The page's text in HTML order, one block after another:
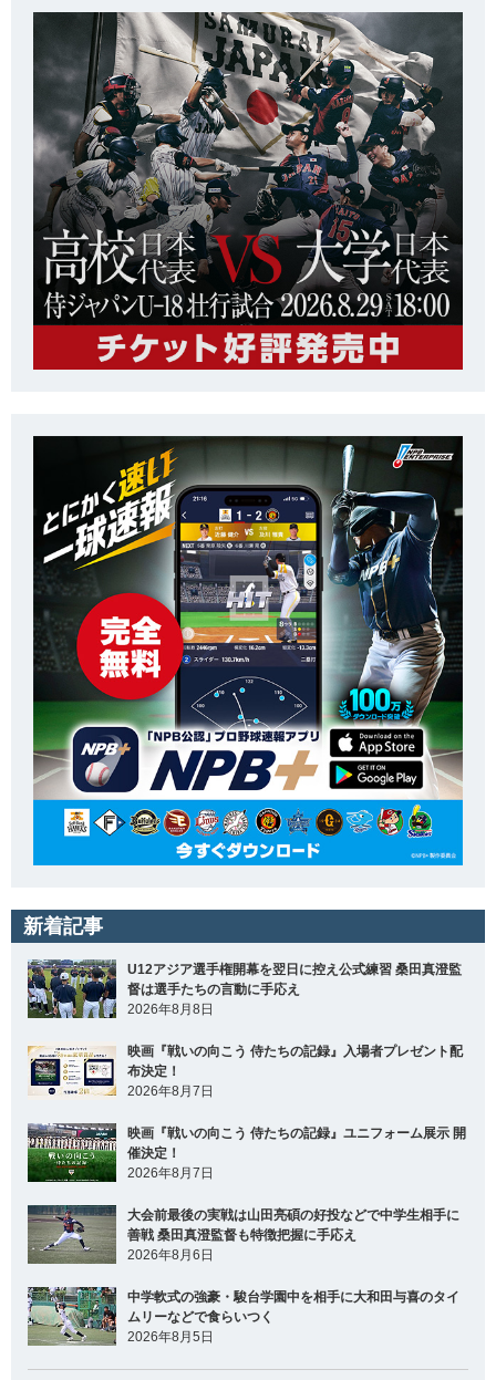
新着記事
U12アジア選手権開幕を翌日に控え公式練習 桑田真澄監
督は選手たちの言動に手応え
2026年8月8日
映画『戦いの向こう 侍たちの記録』入場者プレゼント配
布決定！
2026年8月7日
映画『戦いの向こう 侍たちの記録』ユニフォーム展示 開
催決定！
2026年8月7日
大会前最後の実戦は山田亮碩の好投などで中学生相手に
善戦 桑田真澄監督も特徴把握に手応え
2026年8月6日
中学軟式の強豪・駿台学園中を相手に大和田与喜のタイ
ムリーなどで食らいつく
2026年8月5日